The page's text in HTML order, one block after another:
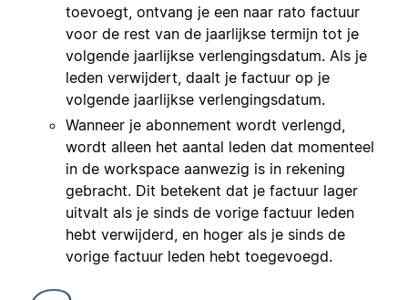
toevoegt, ontvang je een naar rato factuur
voor de rest van de jaarlijkse termijn tot je
volgende jaarlijkse verlengingsdatum. Als je
leden verwijdert, daalt je factuur op je
volgende jaarlijkse verlengingsdatum.
Wanneer je abonnement wordt verlengd,
wordt alleen het aantal leden dat momenteel
in de workspace aanwezig is in rekening
gebracht. Dit betekent dat je factuur lager
uitvalt als je sinds de vorige factuur leden
hebt verwijderd, en hoger als je sinds de
vorige factuur leden hebt toegevoegd.